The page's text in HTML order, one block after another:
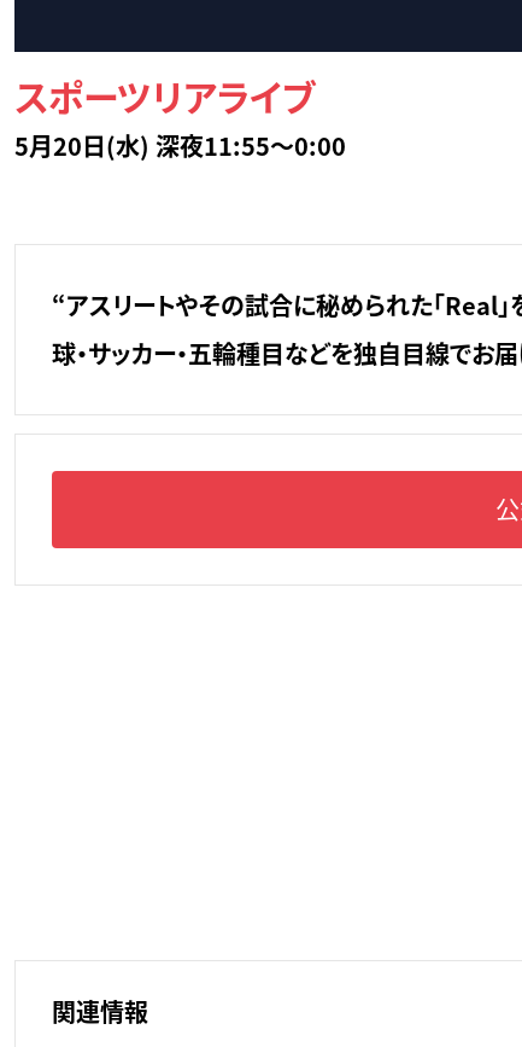
スポーツリアライブ
5月20日(水) 深夜11:55～0:00
“アスリートやその試合に秘められた「Real
球・サッカー・五輪種目などを独自目線でお届
関連情報